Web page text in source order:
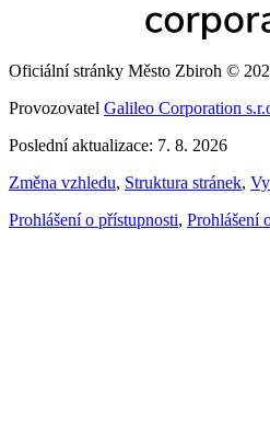
Oficiální stránky Město Zbiroh ©
Provozovatel Galileo Corporation
Poslední aktualizace: 7. 8. 2026
Změna vzhledu, Struktura stránek,
Prohlášení o přístupnosti, Prohlášení